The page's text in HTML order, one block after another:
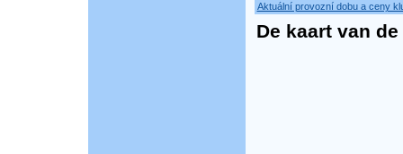
Aktuální provozní dobu a ceny
De kaart van